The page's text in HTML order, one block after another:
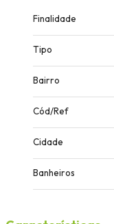
Finalidade
Tipo
Bairro
Cód/Ref
Cidade
Banheiros